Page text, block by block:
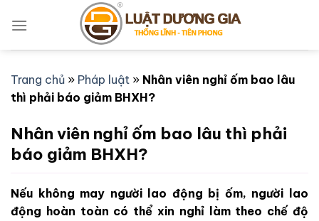
qua
Trang chủ » Pháp luật » Nhân viên nghỉ ốm bao lâu
thì phải báo giảm BHXH?
Nhân viên nghỉ ốm bao lâu thì phải
báo giảm BHXH?
Nếu không may người lao động bị ốm, người lao
động hoàn toàn có thể xin nghỉ làm theo chế độ